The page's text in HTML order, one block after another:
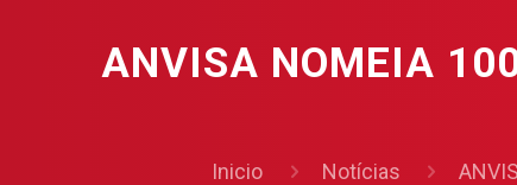
ANVISA NOMEIA
Inicio Notícias